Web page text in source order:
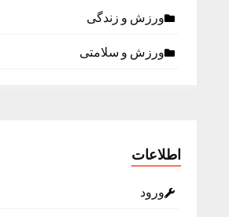
ورزش و زندگی
ورزش و سلامتی
اطلاعات
ورود